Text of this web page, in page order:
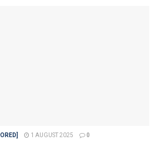
1 AUGUST 2025 0